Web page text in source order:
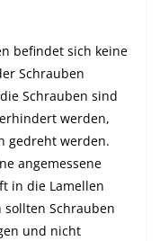
befindet sich keine
Schrauben
Schrauben sind
werden,
gedreht werden.
angemessene
in die Lamellen
sollten Schrauben
und nicht